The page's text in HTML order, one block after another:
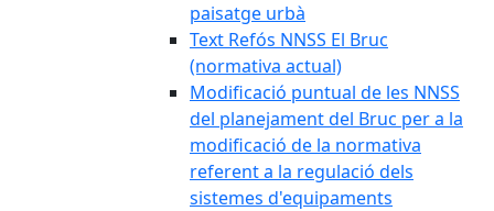
paisatge urbà
Text Refós NNSS El Bruc
(normativa actual)
Modificació puntual de les NNSS
del planejament del Bruc per a la
modificació de la normativa
referent a la regulació dels
sistemes d'equipaments